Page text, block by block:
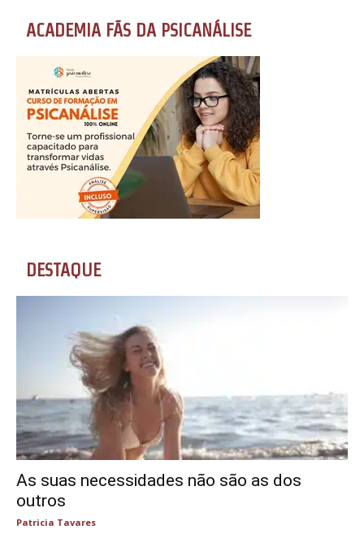
ACADEMIA FÃS DA PSICANÁLISE
DESTAQUE
As suas necessidades não são as dos
outros
Patricia Tavares